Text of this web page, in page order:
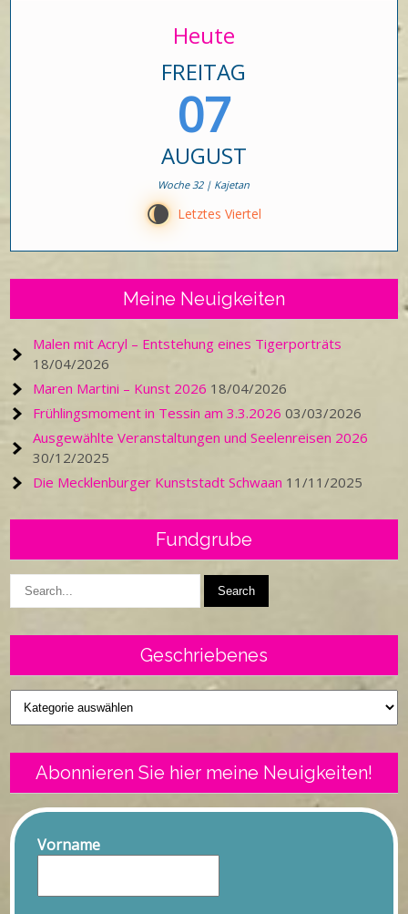
Heute
FREITAG
07
AUGUST
Woche 32 | Kajetan
V Letztes Viertel
Meine Neuigkeiten
Malen mit Acryl – Entstehung eines Tigerporträts
18/04/2026
Maren Martini – Kunst 2026 18/04/2026
Frühlingsmoment in Tessin am 3.3.2026 03/03/2026
Ausgewählte Veranstaltungen und Seelenreisen 2026
30/12/2025
Die Mecklenburger Kunststadt Schwaan 11/11/2025
Fundgrube
Geschriebenes
Geschriebenes
Abonnieren Sie hier meine Neuigkeiten!
Vorname